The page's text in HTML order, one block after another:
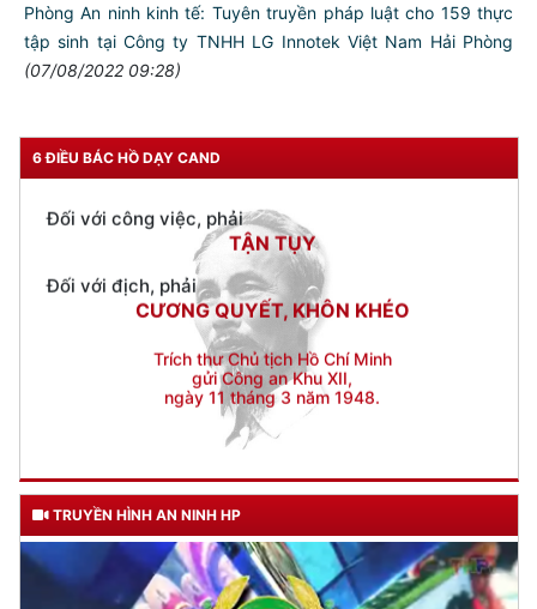
Phòng An ninh kinh tế: Tuyên truyền pháp luật cho 159 thực
tập sinh tại Công ty TNHH LG Innotek Việt Nam Hải Phòng
(07/08/2022 09:28)
6 ĐIỀU BÁC HỒ DẠY CAND
Đối với chính phủ, phải
TUYỆT ĐỐI TRUNG THÀNH
Đối với nhân dân, phải
Đối với công việc, phải
Đối với địch, phải
CƯƠNG QUYẾT, KHÔN KHÉO
Trích thư Chủ tịch Hồ Chí Minh
gửi Công an Khu XII,
ngày 11 tháng 3 năm 1948.
TRUYỀN HÌNH AN NINH HP